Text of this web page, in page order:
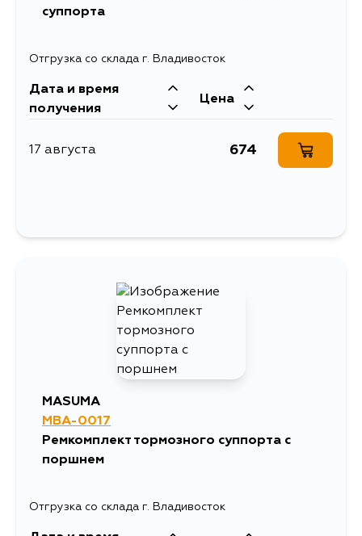
суппорта
Отгрузка со склада г. Владивосток
Дата и время
получения
Цена
17 августа 674
MASUMA
MBA-0017
Ремкомплект тормозного суппорта с
поршнем
Отгрузка со склада г. Владивосток